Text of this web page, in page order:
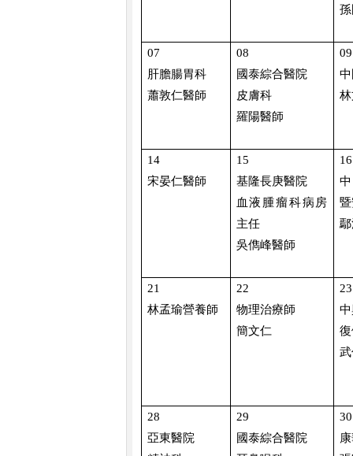
07
肝膽腸胃科
蕭敦仁醫師
08
國泰綜合醫院
皮膚科
羅陽醫師
09
14
宋晏仁醫師
15
基隆長庚醫院
血液腫瘤科病房
主任
吳儁峰醫師
16
21
林孟瑜營養師
22
物理治療師
簡文仁
23
28
亞東醫院
29
國泰綜合醫院
30